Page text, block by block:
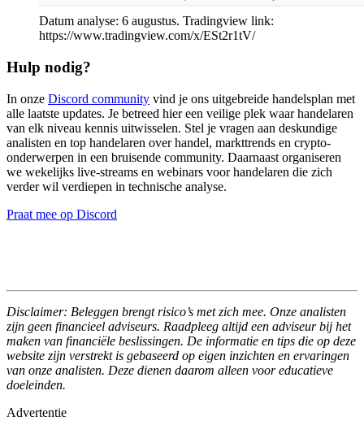
Datum analyse: 6 augustus. Tradingview link:
https://www.tradingview.com/x/ESt2r1tV/
Hulp nodig?
In onze Discord community vind je ons uitgebreide handelsplan met
alle laatste updates. Je betreed hier een veilige plek waar handelaren
van elk niveau kennis uitwisselen. Stel je vragen aan deskundige
analisten en top handelaren over handel, markttrends en crypto-
onderwerpen in een bruisende community. Daarnaast organiseren
we wekelijks live-streams en webinars voor handelaren die zich
verder wil verdiepen in technische analyse.
Praat mee op Discord
Disclaimer: Beleggen brengt risico’s met zich mee. Onze analisten
zijn geen financieel adviseurs. Raadpleeg altijd een adviseur bij het
maken van financiële beslissingen. De informatie en tips die op deze
website zijn verstrekt is gebaseerd op eigen inzichten en ervaringen
van onze analisten. Deze dienen daarom alleen voor educatieve
doeleinden.
Advertentie